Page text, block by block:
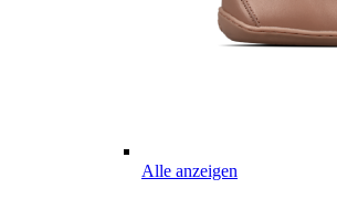
Alle anzeigen